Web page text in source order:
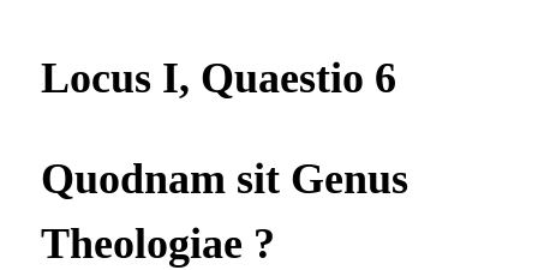
Locus I, Quaestio 6
Quodnam sit Genus
Theologiae ?